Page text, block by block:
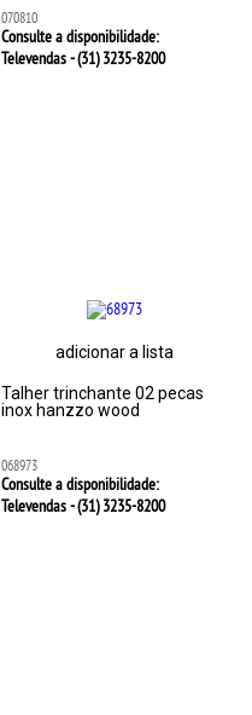
070810
Consulte a disponibilidade:
Televendas - (31)3235-8200
adicionar a lista
Talher trinchante 02 pecas
inox hanzzo wood
068973
Consulte a disponibilidade:
Televendas - (31)3235-8200